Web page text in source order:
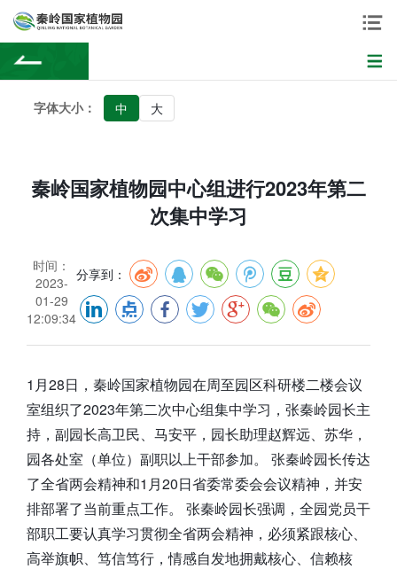
字体大小： 中 大
秦岭国家植物园中心组进行2023年第二
次集中学习
时间：
2023-
01-29
12:09:34
分享到：
1月28日，秦岭国家植物园在周至园区科研楼二楼会议
室组织了2023年第二次中心组集中学习，张秦岭园长主
持，副园长高卫民、马安平，园长助理赵辉远、苏华，
园各处室（单位）副职以上干部参加。 张秦岭园长传达
了全省两会精神和1月20日省委常委会会议精神，并安
排部署了当前重点工作。 张秦岭园长强调，全园党员干
部职工要认真学习贯彻全省两会精神，必须紧跟核心、
高举旗帜、笃信笃行，情感自发地拥戴核心、信赖核